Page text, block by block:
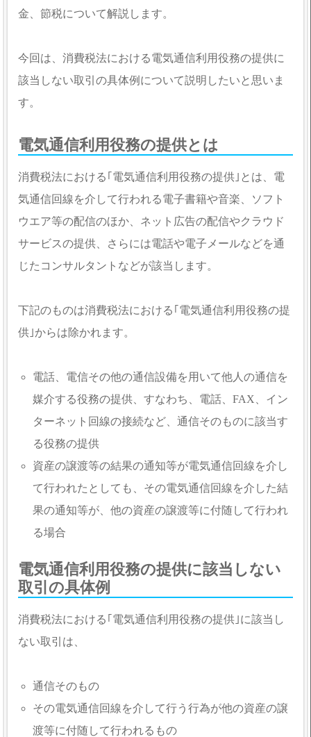
金、節税について解説します。
今回は、消費税法における電気通信利用役務の提供に
該当しない取引の具体例について説明したいと思いま
す。
電気通信利用役務の提供とは
消費税法における｢電気通信利用役務の提供｣とは、電
気通信回線を介して行われる電子書籍や音楽、ソフト
ウエア等の配信のほか、ネット広告の配信やクラウド
サービスの提供、さらには電話や電子メールなどを通
じたコンサルタントなどが該当します。
下記のものは消費税法における｢電気通信利用役務の提
供｣からは除かれます。
電話、電信その他の通信設備を用いて他人の通信を
媒介する役務の提供、すなわち、電話、FAX、イン
ターネット回線の接続など、通信そのものに該当す
る役務の提供
資産の譲渡等の結果の通知等が電気通信回線を介し
て行われたとしても、その電気通信回線を介した結
果の通知等が、他の資産の譲渡等に付随して行われ
る場合
電気通信利用役務の提供に該当しない
取引の具体例
消費税法における｢電気通信利用役務の提供｣に該当し
ない取引は、
通信そのもの
その電気通信回線を介して行う行為が他の資産の譲
渡等に付随して行われるもの